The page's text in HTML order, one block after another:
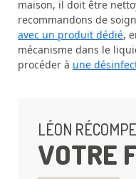
maison, il doit être
recommandons de
avec un produit dédié,
mécanisme dans le
procéder à une
LÉON
VOTRE